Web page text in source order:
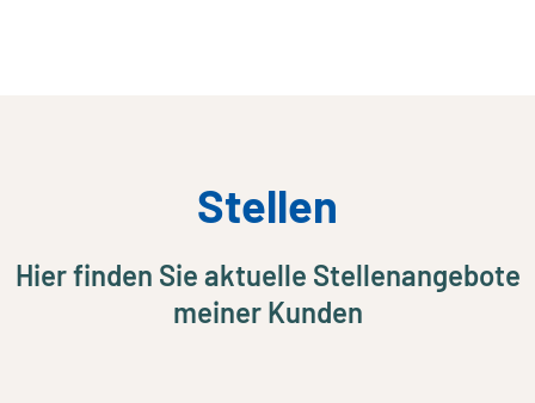
Stellen
Hier finden Sie aktuelle Stellenangebote
meiner Kunden